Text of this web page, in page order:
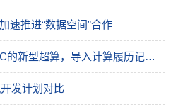
速推进“数据空间”合作
大阪大学D3中心试运行NEC的新型超算，导入计算履历记录与管理技术
发计划对比